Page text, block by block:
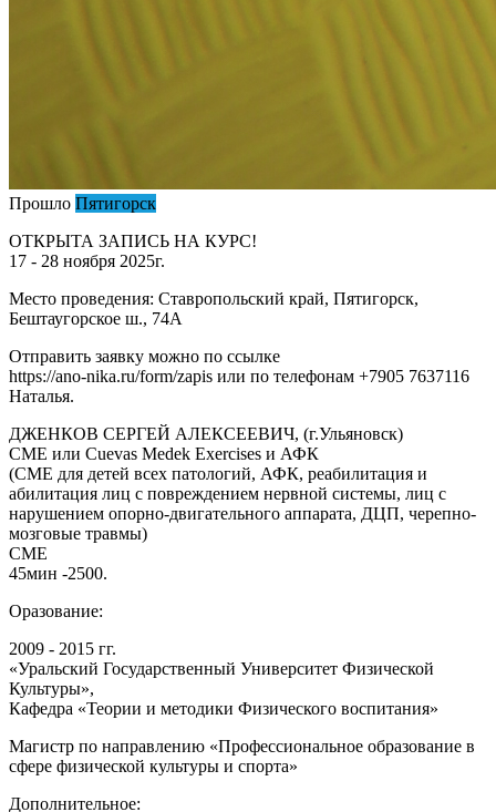
Прошло Пятигорск
ОТКРЫТА ЗАПИСЬ НА КУРС!
17 - 28 ноября 2025г.
Место проведения: Ставропольский край, Пятигорск,
Бештаугорское ш., 74А
Отправить заявку можно по ссылке
https://ano-nika.ru/form/zapis или по телефонам +7905 7637116
Наталья.
ДЖЕНКОВ СЕРГЕЙ АЛЕКСЕЕВИЧ, (г.Ульяновск)
СМЕ или Cuevas Medek Exercises и АФК
(СМЕ для детей всех патологий, АФК, реабилитация и
абилитация лиц с повреждением нервной системы, лиц с
нарушением опорно-двигательного аппарата, ДЦП, черепно-
мозговые травмы)
СМЕ
45мин -2500.
Оразование:
2009 - 2015 гг.
«Уральский Государственный Университет Физической
Культуры»,
Кафедра «Теории и методики Физического воспитания»
Магистр по направлению «Профессиональное образование в
сфере физической культуры и спорта»
Дополнительное: